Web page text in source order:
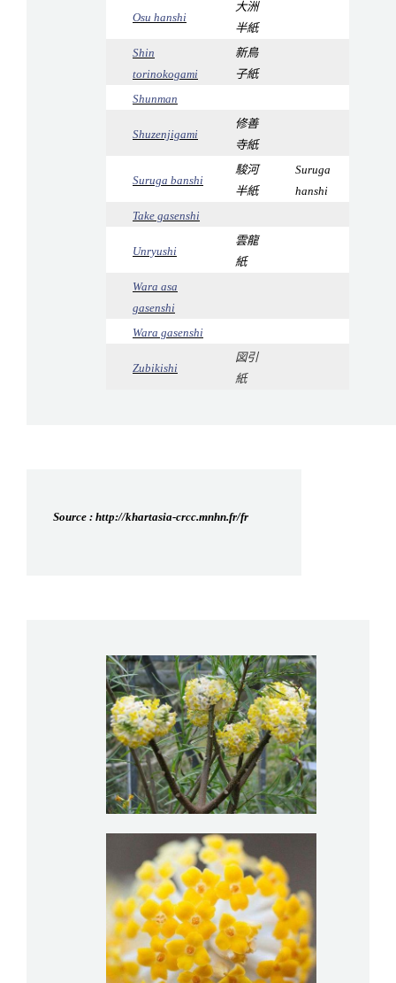
Osu hanshi
大洲
半紙
Shin
torinokogami
新鳥
子紙
Shunman
Shuzenjigami
修善
寺紙
Suruga banshi
駿河
半紙
Suruga
hanshi
Take gasenshi
Unryushi
雲龍
紙
Wara asa
gasenshi
Wara gasenshi
Zubikishi
図引
紙
Source : http://khartasia-crcc.mnhn.fr/fr